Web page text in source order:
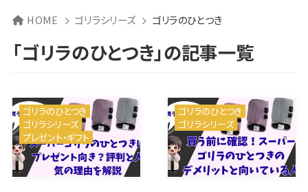
HOME ゴリラシリーズ ゴリラのひとつき
「ゴリラのひとつき」の記事一覧
ゴリラのひとつき
ゴリラシリーズ
プレゼント・ギフト
ゴリラのひとつき
ゴリラシリーズ